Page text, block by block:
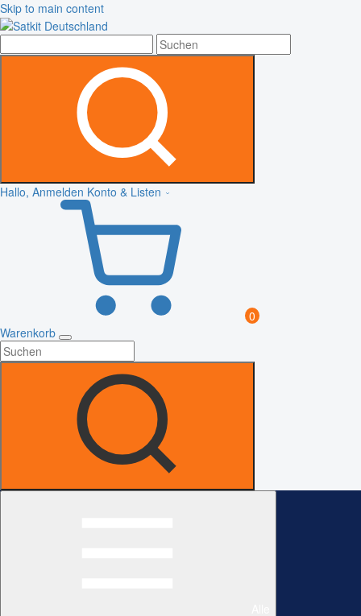
Skip to main content
Hallo, Anmelden Konto & Listen
0
Warenkorb